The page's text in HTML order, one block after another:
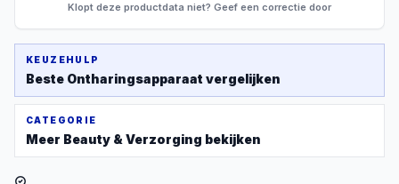
Klopt deze productdata niet? Geef een correctie door
KEUZEHULP
Beste Ontharingsapparaat vergelijken
CATEGORIE
Meer Beauty & Verzorging bekijken